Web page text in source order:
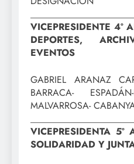
VICEPRESIDENTE 4º
DEPORTES,
EVENTOS
GABRIEL ARANAZ
BARRACA-
MALVARROSA-
VICEPRESIDENTA 5º
SOLIDARIDAD Y